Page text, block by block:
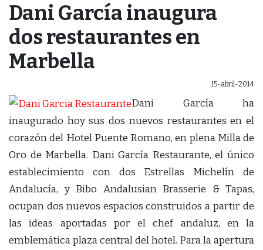
Dani García inaugura
dos restaurantes en
Marbella
15-abril-2014
Dani García ha
inaugurado hoy sus dos nuevos restaurantes en el
corazón del Hotel Puente Romano, en plena Milla de
Oro de Marbella. Dani García Restaurante, el único
establecimiento con dos Estrellas Michelín de
Andalucía, y Bibo Andalusian Brasserie & Tapas,
ocupan dos nuevos espacios construidos a partir de
las ideas aportadas por el chef andaluz, en la
emblemática plaza central del hotel. Para la apertura